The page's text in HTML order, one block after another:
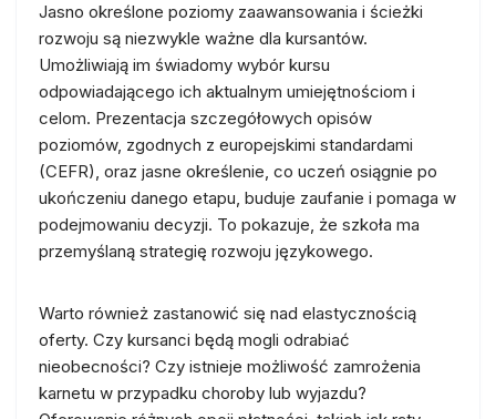
Jasno określone poziomy zaawansowania i ścieżki
rozwoju są niezwykle ważne dla kursantów.
Umożliwiają im świadomy wybór kursu
odpowiadającego ich aktualnym umiejętnościom i
celom. Prezentacja szczegółowych opisów
poziomów, zgodnych z europejskimi standardami
(CEFR), oraz jasne określenie, co uczeń osiągnie po
ukończeniu danego etapu, buduje zaufanie i pomaga w
podejmowaniu decyzji. To pokazuje, że szkoła ma
przemyślaną strategię rozwoju językowego.
Warto również zastanowić się nad elastycznością
oferty. Czy kursanci będą mogli odrabiać
nieobecności? Czy istnieje możliwość zamrożenia
karnetu w przypadku choroby lub wyjazdu?